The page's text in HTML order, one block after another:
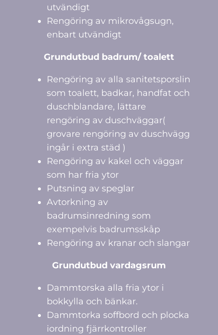
utvändigt
Rengöring av mikrovågsugn,
enbart utvändigt
Grundutbud badrum/ toalett
Rengöring av alla sanitetsporslin
som toalett, badkar, handfat och
duschblandare, lättare
rengöring av duschväggar(
grovare rengöring av duschvägg
ingår i extra städ )
Rengöring av kakel och väggar
som har fria ytor
Putsning av speglar
Avtorkning av
badrumsinredning som
exempelvis badrumsskåp
Rengöring av kranar och slangar
Grundutbud vardagsrum
Dammtorska alla fria ytor i
bokkylla och bänkar.
Dammtorka soffbord och plocka
iordning fjärrkontroller